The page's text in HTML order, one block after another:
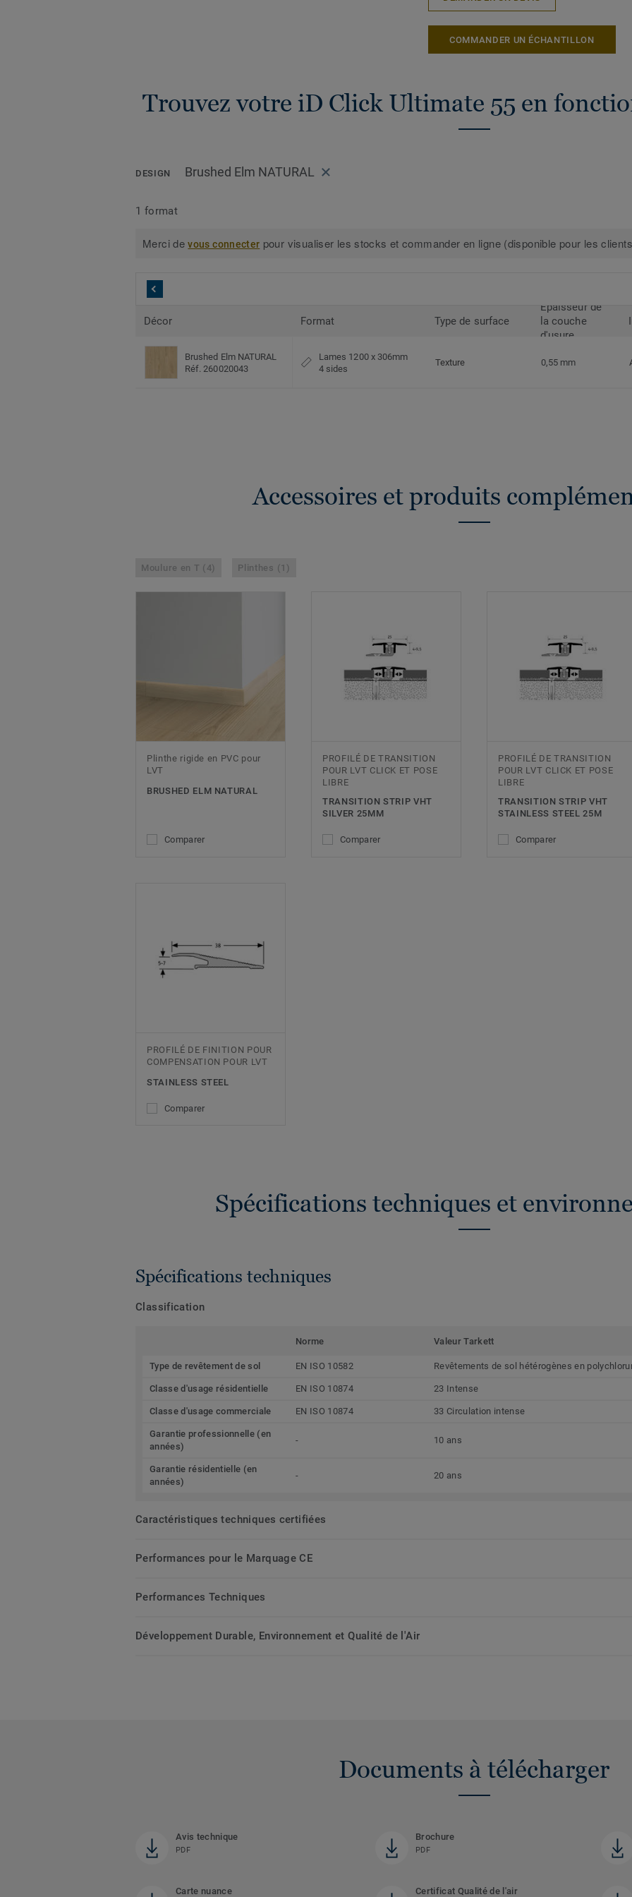
COMMANDER UN ÉCHANTILLON
Trouvez votre iD Click Ultimate 55 en
DESIGN Brushed Elm NATURAL
1 format
Merci devous connecter pour visualiser les stocks et commander en ligne (disponible pour les
Décor Format Type de surface
Epaisseur de
la couche
d'usure
Brushed Elm NATURAL
Réf. 260020043
Lames 1200 x 306mm
4 sides
Texture 0,55 mm
Accessoires et produits
Moulure en T (4) Plinthes (1)
Plinthe rigide en PVC pour
LVT
BRUSHED ELM NATURAL
Comparer
PROFILÉ DE TRANSITION
POUR LVT CLICK ET POSE
LIBRE
TRANSITION STRIP VHT
SILVER 25MM
Comparer
PROFILÉ DE TRANSITION
POUR LVT CLICK ET POSE
LIBRE
TRANSITION STRIP VHT
STAINLESS STEEL 25M
Comparer
PROFILÉ DE FINITION POUR
COMPENSATION POUR LVT
STAINLESS STEEL
Comparer
Spécifications techniques et
Spécifications techniques
Classification
Norme Valeur Tarkett
Type de revêtement de sol EN ISO 10582 Revêtements de sol hétérogènes en
Classe d'usage résidentielle EN ISO 10874 23 Intense
Classe d'usage commerciale EN ISO 10874 33 Circulation intense
Garantie professionnelle (en
années)
- 10 ans
Garantie résidentielle (en
années)
- 20 ans
Caractéristiques techniques certifiées
Performances pour le Marquage CE
Performances Techniques
Développement Durable, Environnement et Qualité de l'Air
Documents à télécharger
Avis technique
PDF
Brochure
PDF
Carte nuance Certificat Qualité de l'air